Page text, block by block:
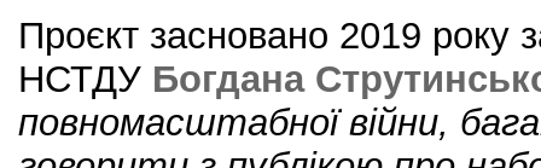
Проєкт засновано 2019 року
НСТДУ Богдана
повномасштабної війни,